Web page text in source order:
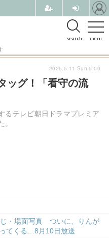
menu
search
ッグ！「看守の流
るテレビ朝日ドラマプレミア
。
じ・場面写真 ついに、りんが
てくる…8月10日放送
2025.5.11 Sun 5:00